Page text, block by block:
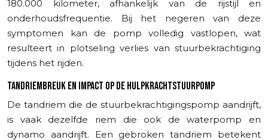
180.000 kilometer, afhankelijk van de rijstijl en
onderhoudsfrequentie. Bij het negeren van deze
symptomen kan de pomp volledig vastlopen, wat
resulteert in plotseling verlies van stuurbekrachtiging
tijdens het rijden.
TANDRIEMBREUK EN IMPACT OP DE HULPKRACHTSTUURPOMP
De tandriem die de stuurbekrachtigingspomp aandrijft,
is vaak dezelfde riem die ook de waterpomp en
dynamo aandrijft. Een gebroken tandriem betekent